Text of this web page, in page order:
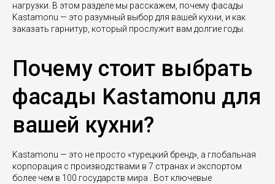
нагрузки. В этом разделе мы расскажем, почему фасады
Kastamonu — это разумный выбор для вашей кухни, и как
заказать гарнитур, который прослужит вам долгие годы.
Почему стоит выбрать
фасады Kastamonu для
вашей кухни?
Kastamonu — это не просто «турецкий бренд», а глобальная
корпорация с производствами в 7 странах и экспортом
более чем в 100 государств мира . Вот ключевые